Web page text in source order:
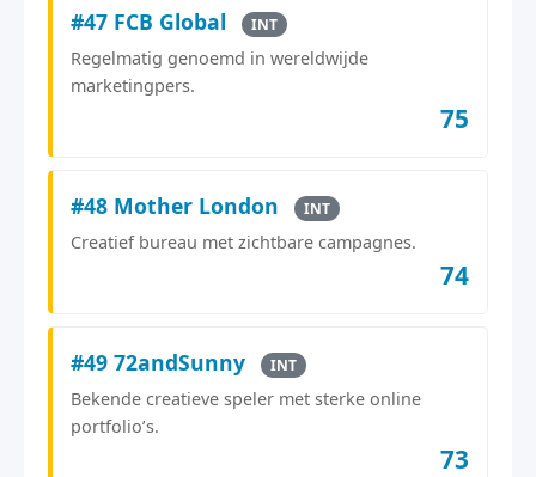
#47 FCB Global INT
Regelmatig genoemd in wereldwijde
marketingpers.
75
#48 Mother London INT
Creatief bureau met zichtbare campagnes.
74
#49 72andSunny INT
Bekende creatieve speler met sterke online
portfolio’s.
73